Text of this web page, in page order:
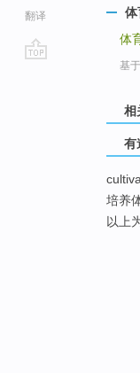
翻译
体
体
基
相
有
培养
以上